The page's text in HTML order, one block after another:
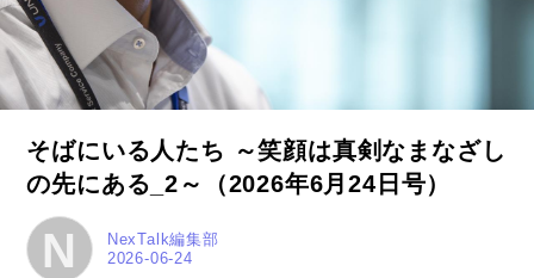
そばにいる人たち ～笑顔は真剣なまなざし
の先にある_2～（2026年6月24日号）
N 2026-06-24
NexTalk編集部